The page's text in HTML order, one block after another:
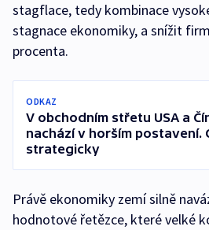
stagflace, tedy kombinace
stagnace ekonomiky, a snížit
procenta.
ODKAZ
V obchodním střetu USA a
nachází v horším postavení.
strategicky
Právě ekonomiky zemí silně
hodnotové řetězce, které velké